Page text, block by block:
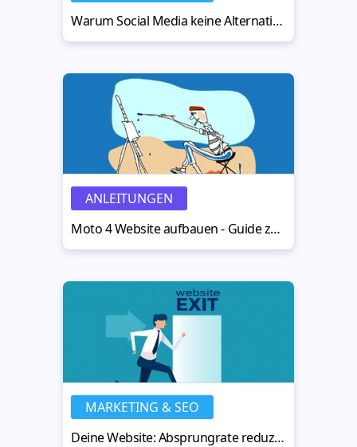
Warum Social Media keine Alternative für das Firmenblog sind
ANLEITUNGEN
Moto 4 Website aufbauen - Guide zur Einrichtung
MARKETING & SEO
Deine Website: Absprungrate reduzieren, Engagement steigern